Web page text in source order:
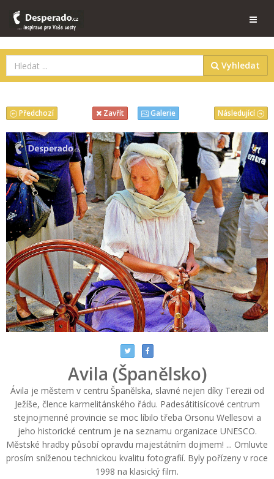
Vyhledat
Následující
Předchozí Zavřít Galerie
Avila (Španělsko)
Ávila je městem v centru Španělska, slavné nejen díky Terezii od
Ježíše, člence karmelitánského řádu. Padesátitisícové centrum
stejnojmenné provincie se moc líbilo třeba Orsonu Wellesovi a
jeho historické centrum je na seznamu organizace UNESCO.
Městské hradby působí opravdu majestátním dojmem! ... Omluvte
prosím sníženou technickou kvalitu fotografií. Byly pořízeny v roce
1998 na klasický film.